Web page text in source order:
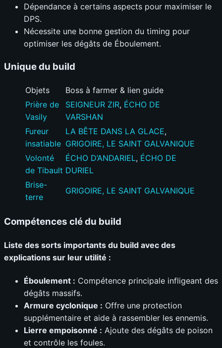
Dépendance à certains aspects pour maximiser le
DPS.
Nécessite une bonne gestion du timing pour
optimiser les dégâts de Éboulement.
Unique du build
Objets
Boss à farmer & lien guide
Prière de
Vasily
SEIGNEUR ZIR, ÉCHO DE
VARSHAN
Fureur
insatiable
LA BÊTE DANS LA GLACE,
GRIGOIRE, LE SAINT GALVANIQUE
Volonté
de Tibault
ÉCHO D’ANDARIEL, ÉCHO DE
DURIEL
Brise-
terre
GRIGOIRE, LE SAINT GALVANIQUE
Compétences clé du build
Liste des sorts importants du build avec des
explications sur leur utilité :
Éboulement : Compétence principale infligeant des
dégâts massifs.
Armure cyclonique : Offre une protection
supplémentaire et aide à rassembler les ennemis.
Lierre empoisonné : Ajoute des dégâts de poison
et contrôle les foules.